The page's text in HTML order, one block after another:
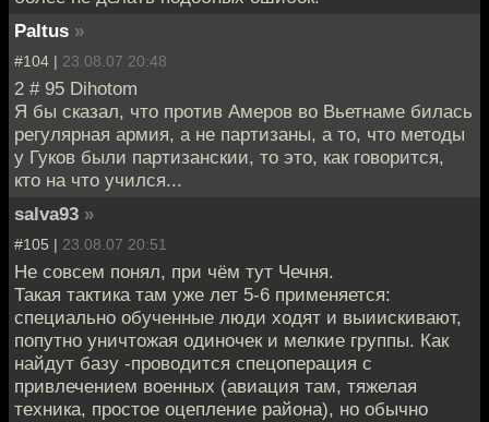
Paltus »
#104 | 23.08.07 20:48
2 # 95 Dihotom
Я бы сказал, что против Амеров во Вьетнаме билась
регулярная армия, а не партизаны, а то, что методы
у Гуков были партизанскии, то это, как говорится,
кто на что учился...
salva93 »
#105 | 23.08.07 20:51
Не совсем понял, при чём тут Чечня.
Такая тактика там уже лет 5-6 применяется:
специально обученные люди ходят и выиискивают,
попутно уничтожая одиночек и мелкие группы. Как
найдут базу -проводится спецоперация с
привлечением военных (авиация там, тяжелая
техника, простое оцепление района), но обычно